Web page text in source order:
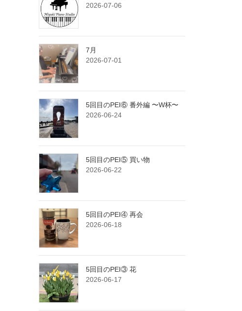
2026-07-06
7月
2026-07-01
5回目のPEI⑥ 番外編 〜W杯〜
2026-06-24
5回目のPEI⑤ 買い物
2026-06-22
5回目のPEI④ 再会
2026-06-18
5回目のPEI③ 花
2026-06-17